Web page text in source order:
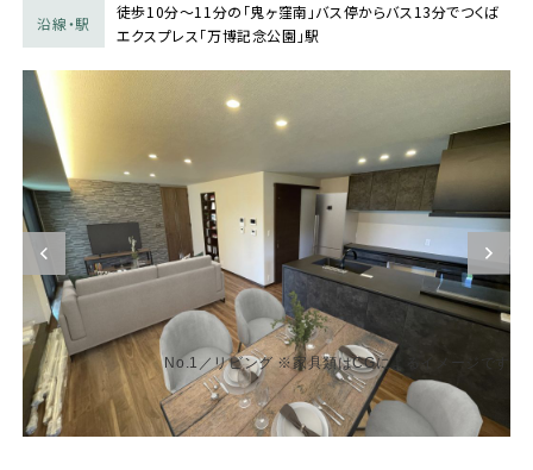
沿線・駅
徒歩10分～11分の「鬼ヶ窪南」バス停からバス13分でつくば
エクスプレス「万博記念公園」駅
No.1／リビング ※家具類はCGによるイメージです